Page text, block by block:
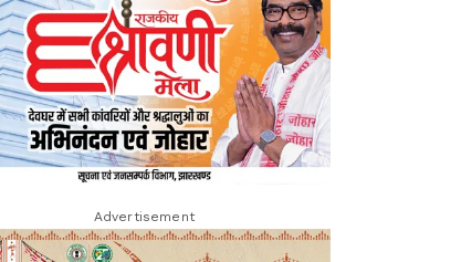
Advertisement